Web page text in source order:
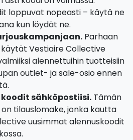
loppuvat nopeasti – käytä ne
kun löydät ne.
Parhaan
Vestiaire Collective
alennettuihin tuotteisiin
outlet- ja sale-osio ennen
sähköpostiisi. Tämän
tilauslomake, jonka kautta
uusimmat alennuskoodit